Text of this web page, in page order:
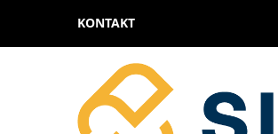
KONTAKT